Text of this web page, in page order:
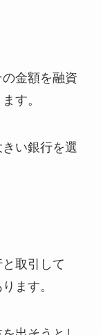
金額を融資
す。
い銀行を選
取引して
ます。